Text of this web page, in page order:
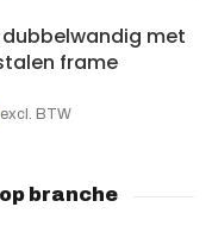
met
frame
Huidige
€2.599,00.
excl. BTW
branche